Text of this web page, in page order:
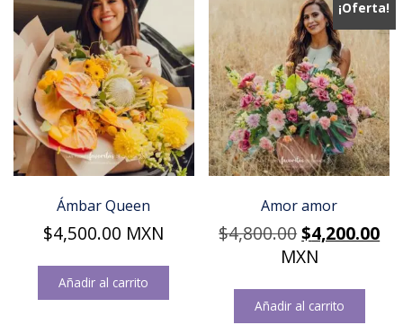
Ámbar Queen
$4,500.00 MXN
Añadir al carrito
¡Oferta!
Amor amor
$4,800.00Original
price
$4,800.00.
$4,200.00
MXN
Añadir al carrito